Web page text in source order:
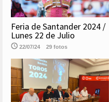
Feria de Santander 2024 /
Lunes 22 de Julio
22/07/24 29 fotos